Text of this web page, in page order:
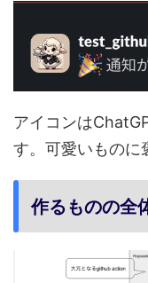
アイコンは
す。可愛いものに
作るものの全